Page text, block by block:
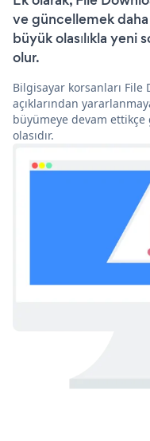
ve güncellemek
büyük olasılıkla yeni
olur.
Bilgisayar korsanları
açıklarından
büyümeye devam ettikçe
olasıdır.